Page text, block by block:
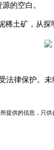
的空白。
矿，从探
律保护。
供的信息，